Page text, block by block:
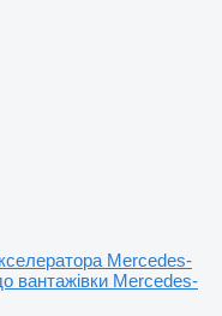
Mercedes-
вантажівки Mercedes-